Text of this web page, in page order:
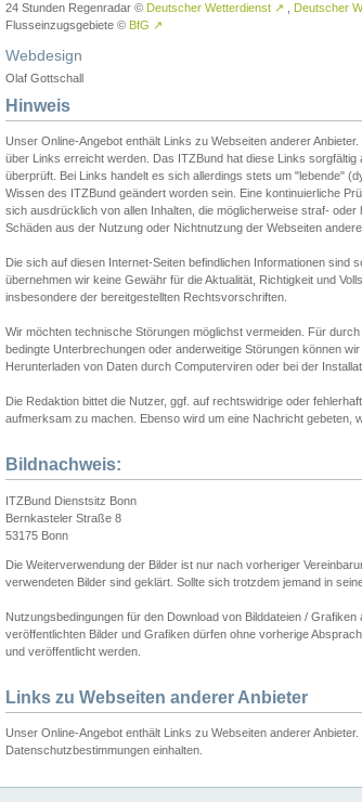
24 Stunden Regenradar © Deutscher Wetterdienst ↗ Deutscher
Flusseinzugsgebiete © BfG ↗
Webdesign
Olaf Gottschall
Hinweis
Unser Online-Angebot enthält Links zu Webseiten anderer
über Links erreicht werden. Das ITZBund hat diese Links
überprüft. Bei Links handelt es sich allerdings stets um "lebende"
Wissen des ITZBund geändert worden sein. Eine kontinuierliche
sich ausdrücklich von allen Inhalten, die möglicherweise straf-
Schäden aus der Nutzung oder Nichtnutzung der Webseiten
Die sich auf diesen Internet-Seiten befindlichen Informationen
übernehmen wir keine Gewähr für die Aktualität, Richtigkeit und
insbesondere der bereitgestellten Rechtsvorschriften.
Wir möchten technische Störungen möglichst vermeiden. Für
bedingte Unterbrechungen oder anderweitige Störungen können
Herunterladen von Daten durch Computerviren oder bei der
Die Redaktion bittet die Nutzer, ggf. auf rechtswidrige oder
aufmerksam zu machen. Ebenso wird um eine Nachricht gebeten,
Bildnachweis:
ITZBund Dienstsitz Bonn
Bernkasteler Straße 8
53175 Bonn
Die Weiterverwendung der Bilder ist nur nach vorheriger
verwendeten Bilder sind geklärt. Sollte sich trotzdem jemand in
Nutzungsbedingungen für den Download von Bilddateien /
veröffentlichten Bilder und Grafiken dürfen ohne vorherige
und veröffentlicht werden.
Links zu Webseiten anderer Anbieter
Unser Online-Angebot enthält Links zu Webseiten anderer
Datenschutzbestimmungen einhalten.